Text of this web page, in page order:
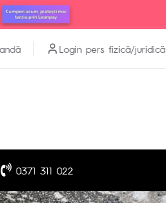
Login pers fizică/juridică
0371 311 022